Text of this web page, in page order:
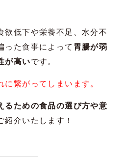
欲低下や栄養不足、水分不
った食事によって 胃腸が弱
が高いです。
に繋がってしまいます。
るための食品の選び方や意
紹介いたします！